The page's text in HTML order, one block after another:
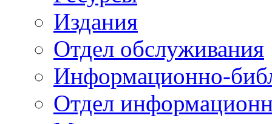
Издания
Отдел обслуживания
Информационно-
Отдел